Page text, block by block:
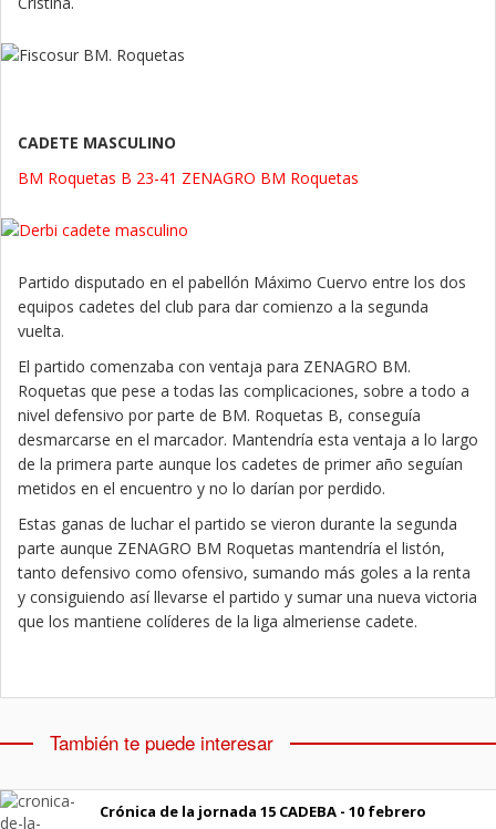
CADETE MASCULINO
BM Roquetas B 23-41 ZENAGRO BM Roquetas
Partido disputado en el pabellón Máximo Cuervo entre los dos
equipos cadetes del club para dar comienzo a la segunda
vuelta.
El partido comenzaba con ventaja para ZENAGRO BM.
Roquetas que pese a todas las complicaciones, sobre a todo a
nivel defensivo por parte de BM. Roquetas B, conseguía
desmarcarse en el marcador. Mantendría esta ventaja a lo largo
de la primera parte aunque los cadetes de primer año seguían
metidos en el encuentro y no lo darían por perdido.
Estas ganas de luchar el partido se vieron durante la segunda
parte aunque ZENAGRO BM Roquetas mantendría el listón,
tanto defensivo como ofensivo, sumando más goles a la renta
y consiguiendo así llevarse el partido y sumar una nueva victoria
que los mantiene colíderes de la liga almeriense cadete.
También te puede interesar
Crónica de la jornada 15 CADEBA - 10 febrero